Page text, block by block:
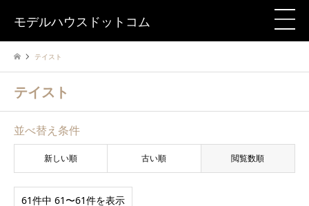
モデルハウスドットコム
テイスト
テイスト
並べ替え条件
新しい順 古い順 閲覧数順
61件中 61〜61件を表示